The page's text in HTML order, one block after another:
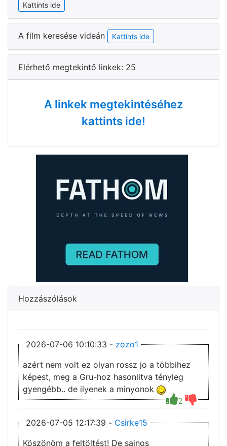
Kattints ide
A film keresése videán Kattints ide
Elérhető megtekintő linkek: 25
A linkek megtekintéséhez
kattints ide!
Hozzászólások
2026-07-06 10:10:33 - zozo1
2
azért nem volt ez olyan rossz jo a többihez
képest, meg a Gru-hoz hasonlitva tényleg
gyengébb.. de ilyenek a minyonok
2026-07-05 12:17:39 - Csirke15
Köszönöm a feltöltést! De sajnos